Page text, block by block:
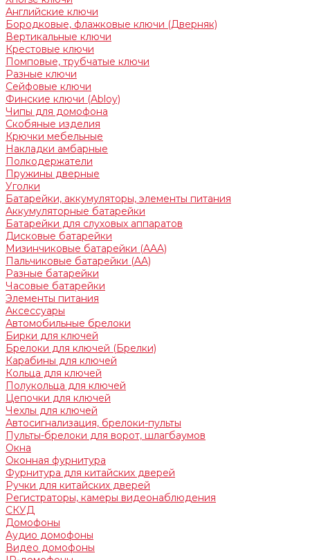
Английские ключи
Бородковые, флажковые ключи (Дверняк)
Вертикальные ключи
Крестовые ключи
Помповые, трубчатые ключи
Разные ключи
Сейфовые ключи
Финские ключи (Abloy)
Чипы для домофона
Скобяные изделия
Крючки мебельные
Накладки амбарные
Полкодержатели
Пружины дверные
Уголки
Батарейки, аккумуляторы, элементы питания
Аккумуляторные батарейки
Батарейки для слуховых аппаратов
Дисковые батарейки
Мизинчиковые батарейки (AAA)
Пальчиковые батарейки (AA)
Разные батарейки
Часовые батарейки
Элементы питания
Аксессуары
Автомобильные брелоки
Бирки для ключей
Брелоки для ключей (Брелки)
Карабины для ключей
Кольца для ключей
Полукольца для ключей
Цепочки для ключей
Чехлы для ключей
Автосигнализация, брелоки-пульты
Пульты-брелоки для ворот, шлагбаумов
Окна
Оконная фурнитура
Фурнитура для китайских дверей
Ручки для китайских дверей
Регистраторы, камеры видеонаблюдения
СКУД
Домофоны
Аудио домофоны
Видео домофоны